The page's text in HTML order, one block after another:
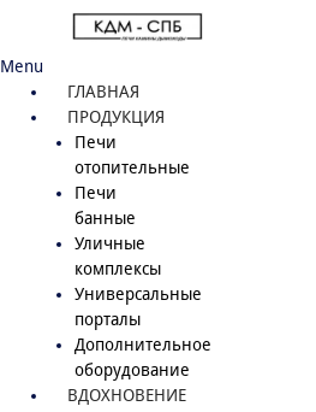
Menu
ГЛАВНАЯ
ПРОДУКЦИЯ
Печи
отопительные
Печи
банные
Уличные
комплексы
Универсальные
порталы
Дополнительное
оборудование
ВДОХНОВЕНИЕ